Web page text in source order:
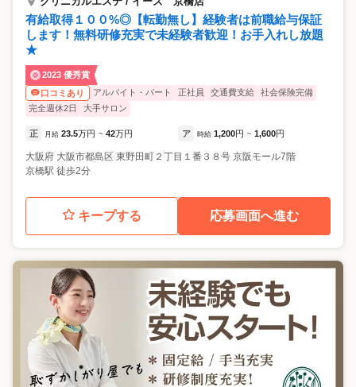
有給取得１００%◎【転勤無し】経験者は前職給与保証
します！無料研修充実で未経験者歓迎！お手入れし放題
★
2023 優秀賞
口コミあり
アルバイト・パート 正社員 交通費支給
社会保険完備
完全週休2日
大手サロン
正 月給 23.5万円 ~ 42万円 ア 時給 1,200円 ~ 1,600円
大阪府 大阪市都島区 東野田町２丁目１番３８号 京阪モール7階
京橋駅 徒歩2分
キープする 応募画面へ進む